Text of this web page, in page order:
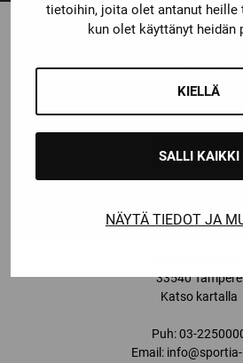
tietoihin, joita olet antanut heille
kun olet käyttänyt heidän
KIELLÄ
SALLI KAIKKI
NÄYTÄ TIEDOT JA
TAMPERE
Ma-pe: 11-19, la:
33540 Tampere
Katso kartalla
Puh:03-
Email: